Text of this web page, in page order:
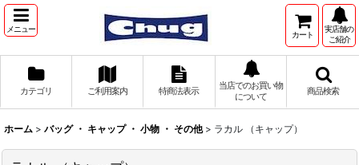
メニュー
カート
実店舗の
ご紹介
カテゴリ ご利用案内 特商法表示
当店でのお買い物
について
商品検索
ホーム > バッグ ・ キャップ ・ 小物 ・ その他 > ラカル （キャップ）